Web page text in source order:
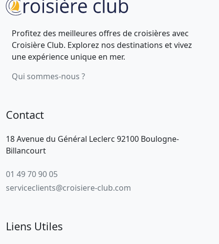
Profitez des meilleures offres de croisières avec
Croisière Club. Explorez nos destinations et vivez
une expérience unique en mer.
Qui sommes-nous ?
Contact
18 Avenue du Général Leclerc 92100 Boulogne-
Billancourt
01 49 70 90 05
serviceclients@croisiere-club.com
Liens Utiles